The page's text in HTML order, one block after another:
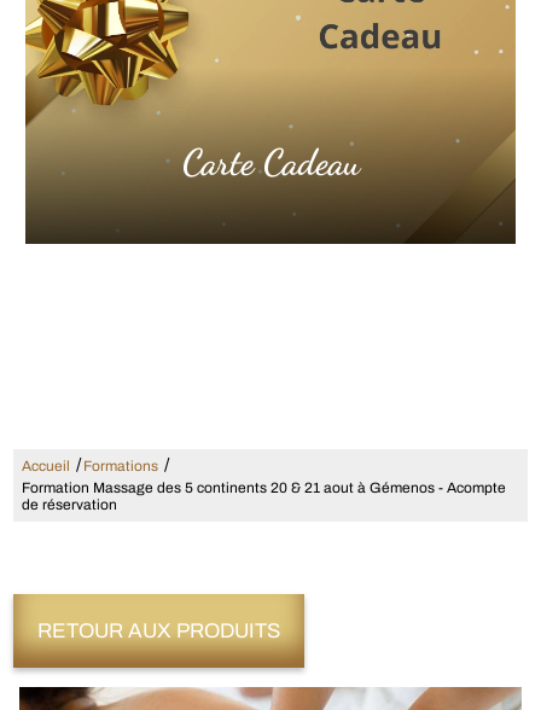
Carte Cadeau
Accueil /Formations /
Formation Massage des 5 continents 20 & 21 aout à Gémenos - Acompte
de réservation
RETOUR AUX PRODUITS